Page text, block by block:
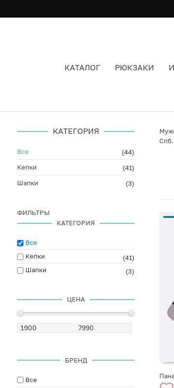
КАТАЛОГ РЮКЗАКИ
Спб.
КАТЕГОРИЯ
Все
(44)
Кепки
(41)
Шапки
(3)
ФИЛЬТРЫ
КАТЕГОРИЯ
Все
Кепки
(41)
Шапки
(3)
ЦЕНА
БРЕНД
Все